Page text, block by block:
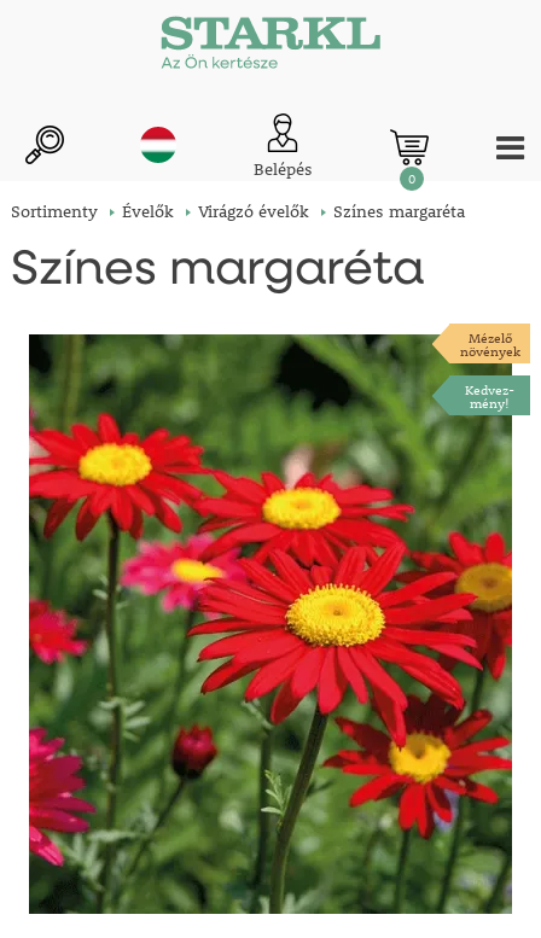
Belépés 0
Sortimenty Évelők Virágzó évelők Színes margaréta
Színes margaréta
Mézelő
növények
Kedvez-
mény!